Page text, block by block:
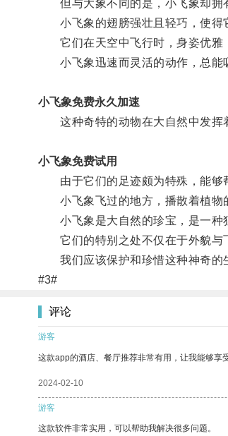
但与大象不同的是，小飞象却拥
小飞象的翅膀强壮且轻巧，使得
它们在天空中飞行时，身姿优雅
小飞象迅速而灵活的动作，总能
小飞象免费永久加速
这种奇特的动物在大自然中发挥
小飞象免费试用
由于它们的足迹颇为特殊，能够
小飞象飞过的地方，播散着植物
小飞象是大自然的珍宝，是一种
它们的特别之处不仅在于外貌与
我们应该保护和珍惜这种神奇的
#3#
评论
游客
这款app的酒店、餐厅推荐非常有用，让我能够享
2024-02-10
游客
这款软件非常实用，可以帮助我解决很多问题。